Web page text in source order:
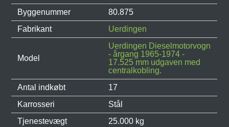
Byggenummer
80.875
Fabrikant
Uerdingen
Model
Uerdingen Dieselmotorvogn
- årgang 1965-1974 -
17.525 mm udgaven med
centralkobling.
Antal indkøbt
17
Karrosseri
Stål
Tjenestevægt
25.000 kg